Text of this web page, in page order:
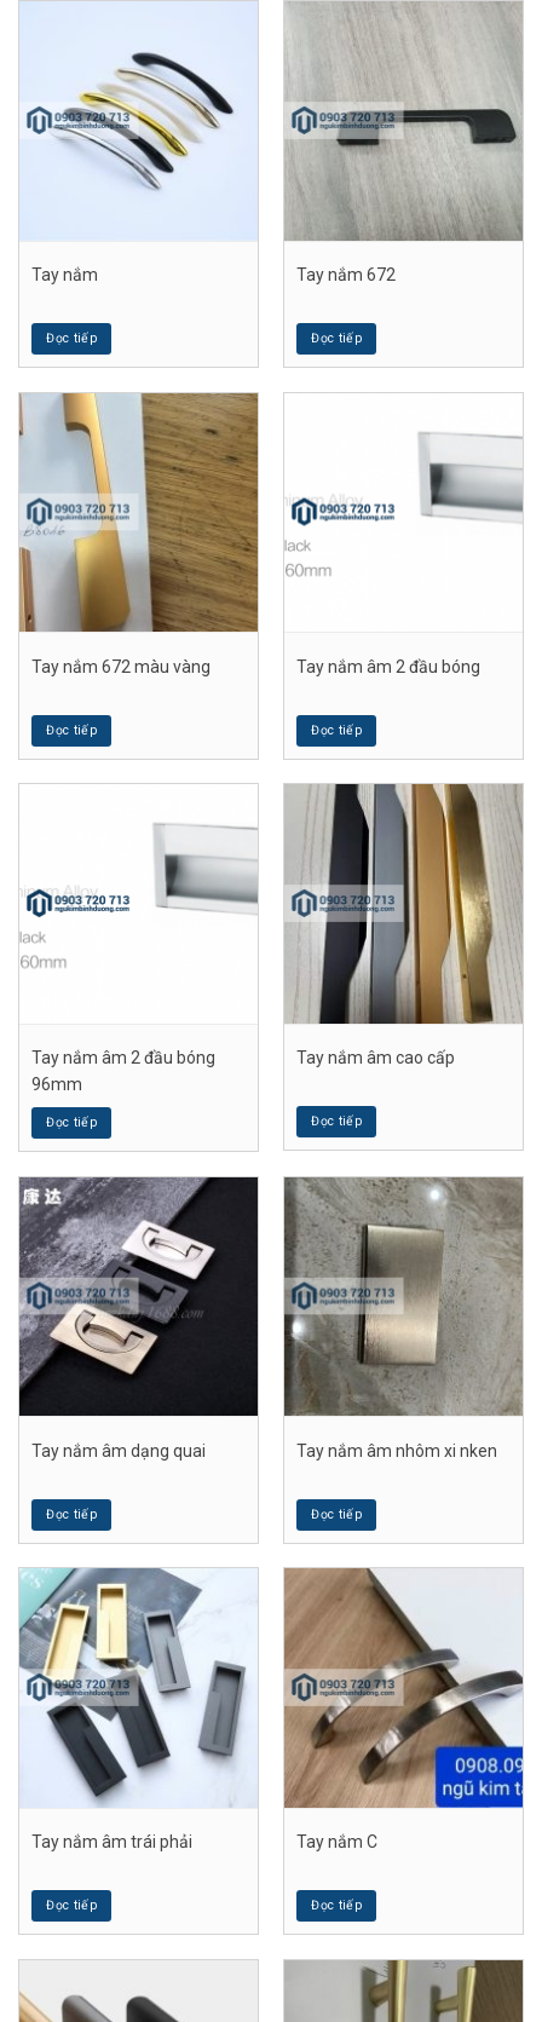
Tay nắm
Đọc tiếp
Tay nắm 672
Đọc tiếp
Tay nắm 672 màu vàng
Đọc tiếp
Tay nắm âm 2 đầu bóng
Đọc tiếp
Tay nắm âm 2 đầu bóng
96mm
Đọc tiếp
Tay nắm âm cao cấp
Đọc tiếp
Tay nắm âm dạng quai
Đọc tiếp
Tay nắm âm nhôm xi nken
Đọc tiếp
Tay nắm âm trái phải
Đọc tiếp
Tay nắm C
Đọc tiếp